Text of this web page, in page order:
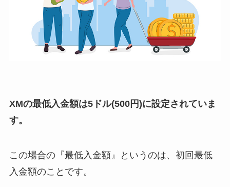
XMの最低入金額は5ドル(500円)に設定されていま
す。
この場合の『最低入金額』というのは、初回最低
入金額のことです。